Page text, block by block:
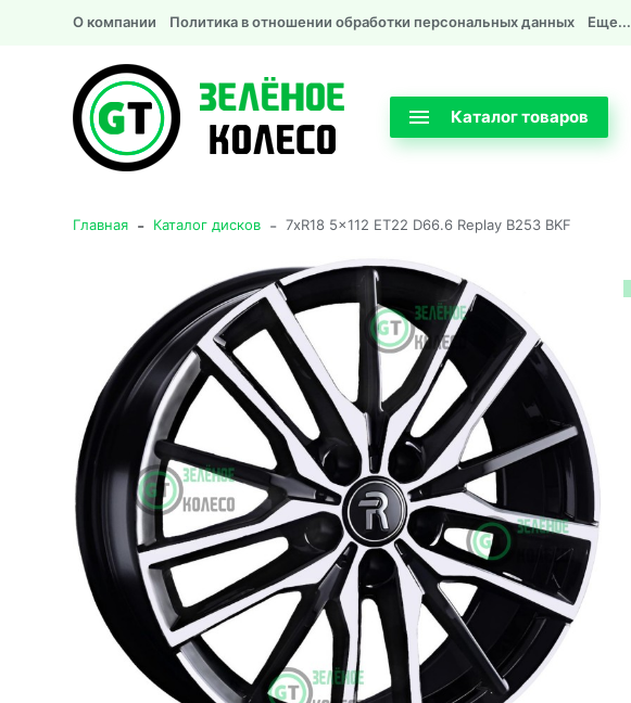
О компании Политика в отношении обработки персональных данных Еще...
Каталог товаров
Главная - Каталог дисков - 7xR18 5x112 ET22 D66.6 Replay B253 BKF